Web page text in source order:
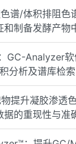
谱/体积排阻色
和制备发酵产物
GC-Analyzer软
分析及谱库检索
提升凝胶渗透
据的重现性与准